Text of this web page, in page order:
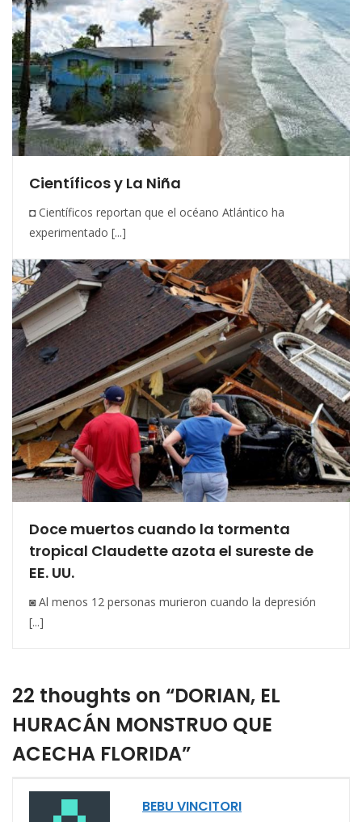
Científicos y La Niña
◘ Científicos reportan que el océano Atlántico ha
experimentado [...]
Doce muertos cuando la tormenta
tropical Claudette azota el sureste de
EE. UU.
◙ Al menos 12 personas murieron cuando la depresión
[...]
22 thoughts on “DORIAN, EL
HURACÁN MONSTRUO QUE
ACECHA FLORIDA”
BEBU VINCITORI